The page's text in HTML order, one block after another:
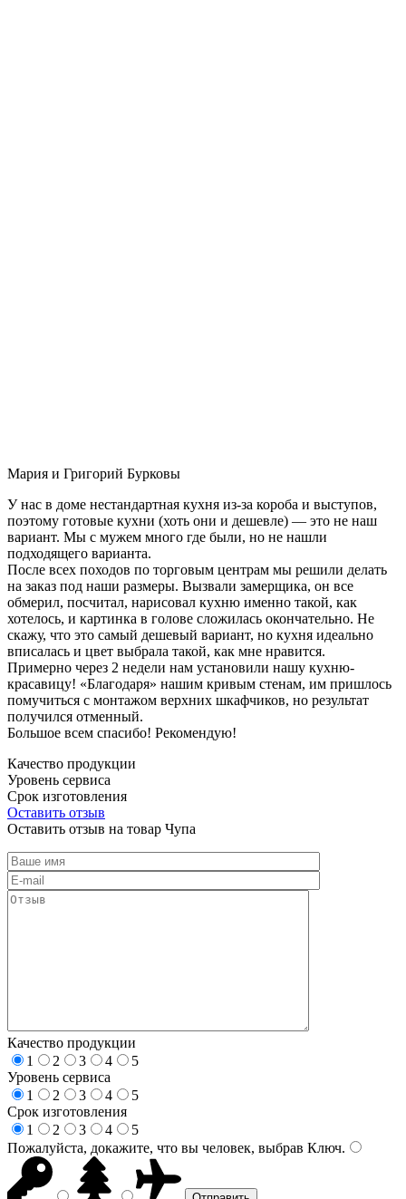
Мария и Григорий Бурковы
У нас в доме нестандартная кухня из-за короба и выступов,
поэтому готовые кухни (хоть они и дешевле) — это не наш
вариант. Мы с мужем много где были, но не нашли
подходящего варианта.
После всех походов по торговым центрам мы решили делать
на заказ под наши размеры. Вызвали замерщика, он все
обмерил, посчитал, нарисовал кухню именно такой, как
хотелось, и картинка в голове сложилась окончательно. Не
скажу, что это самый дешевый вариант, но кухня идеально
вписалась и цвет выбрала такой, как мне нравится.
Примерно через 2 недели нам установили нашу кухню-
красавицу! «Благодаря» нашим кривым стенам, им пришлось
помучиться с монтажом верхних шкафчиков, но результат
получился отменный.
Большое всем спасибо! Рекомендую!
Качество продукции
Уровень сервиса
Срок изготовления
Оставить отзыв
Оставить отзыв на товар Чупа
Качество продукции
1
2 3 4
5
Уровень сервиса
1
2 3 4
5
Срок изготовления
1
2 3 4
5
Пожалуйста, докажите, что вы человек, выбрав Ключ.